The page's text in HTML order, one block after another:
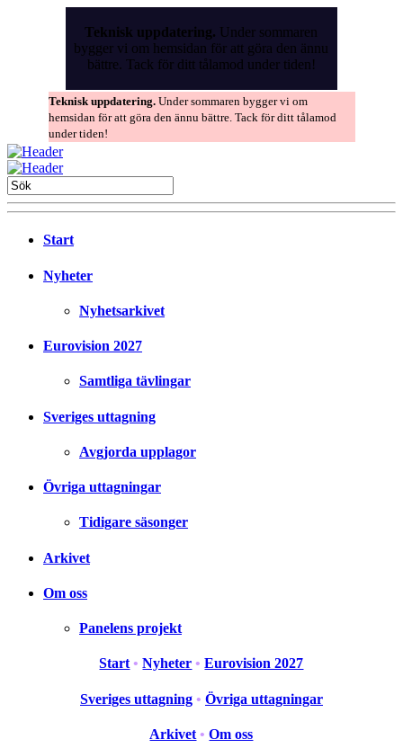
Teknisk uppdatering. Under sommaren
bygger vi om hemsidan för att göra den ännu
bättre. Tack för ditt tålamod under tiden!
Teknisk uppdatering. Under sommaren bygger vi om
hemsidan för att göra den ännu bättre. Tack för ditt tålamod
under tiden!
Start
Nyheter
Nyhetsarkivet
Eurovision 2027
Samtliga tävlingar
Sveriges uttagning
Avgjorda upplagor
Övriga uttagningar
Tidigare säsonger
Arkivet
Om oss
Panelens projekt
Start • Nyheter • Eurovision 2027
Sveriges uttagning • Övriga uttagningar
Arkivet • Om oss